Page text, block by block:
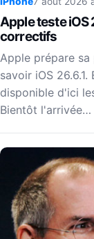
Apple teste iOS
correctifs
Apple prépare sa
savoir iOS
disponible d'ici
Bientôt l'arrivée…